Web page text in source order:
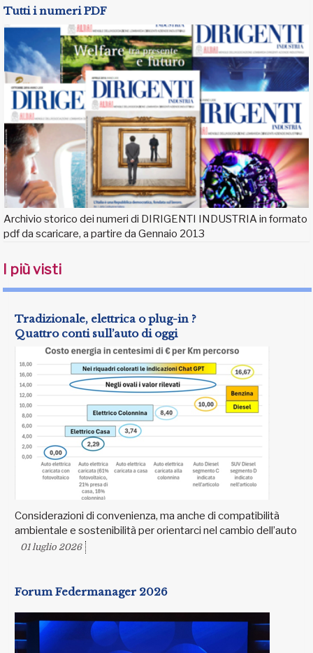
Tutti i numeri PDF
Archivio storico dei numeri di DIRIGENTI INDUSTRIA in formato
pdf da scaricare, a partire da Gennaio 2013
I più visti
Tradizionale, elettrica o plug-in ?
Quattro conti sull’auto di oggi
Considerazioni di convenienza, ma anche di compatibilità
ambientale e sostenibilità per orientarci nel cambio dell’auto
01 luglio 2026
Forum Federmanager 2026